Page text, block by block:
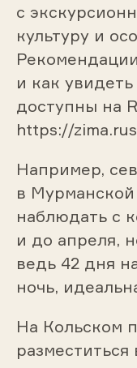
с
культуру и
и как
доступны на
https://
Например,
в
наблюдать с
и до апреля,
ведь 42 дня
ночь,
На Кольском